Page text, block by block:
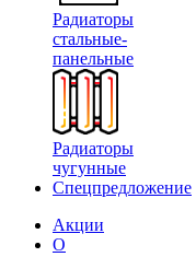
Радиаторы
стальные-
панельные
Радиаторы
чугунные
Спецпредложение
Акции
О